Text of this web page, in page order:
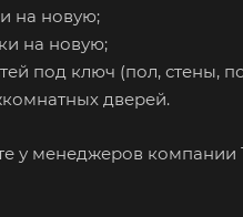
на новую;
на новую;
под ключ (пол, стены,
дверей.
у менеджеров